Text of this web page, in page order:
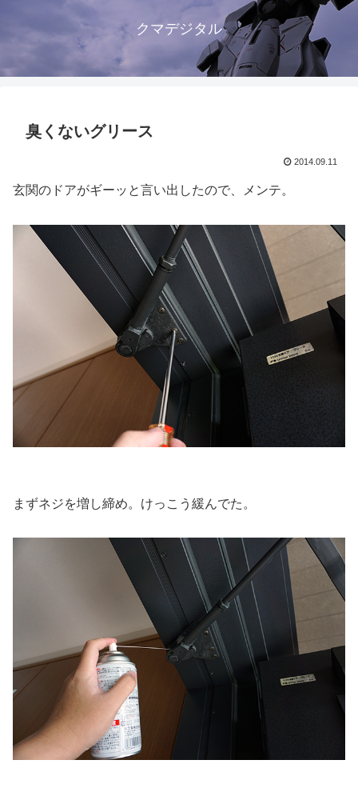
クマデジタル
臭くないグリース
2014.09.11
玄関のドアがギーッと言い出したので、メンテ。
まずネジを増し締め。けっこう緩んでた。